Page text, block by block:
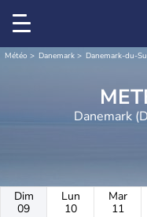
Météo Danemark Danemark-du-
Danemark
Dim
09
Lun
10
Mar
11